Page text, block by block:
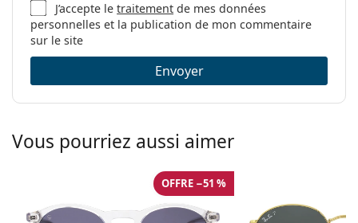
J’accepte letraitement de mes données
personnelles et la publication de mon commentaire
sur le site
Envoyer
Vous pourriez aussi aimer
OFFRE −51 %